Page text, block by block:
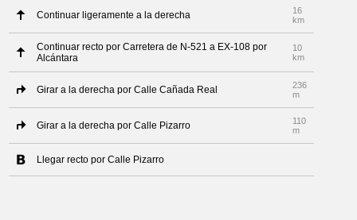
Continuar ligeramente a la derecha
16
km
Continuar recto por Carretera de N-521 a EX-108 por
Alcántara
10
km
Girar a la derecha por Calle Cañada Real
236
m
Girar a la derecha por Calle Pizarro
110
m
Llegar recto por Calle Pizarro